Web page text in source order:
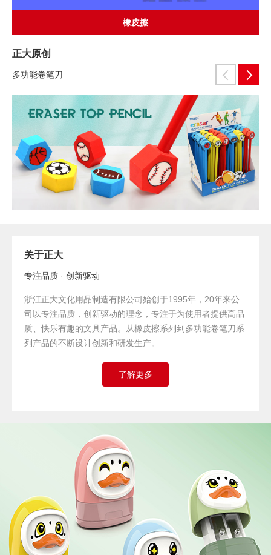
橡皮擦
正大原创
多功能卷笔刀
关于正大
专注品质 · 创新驱动
浙江正大文化用品制造有限公司始创于1995年，20年来公
司以专注品质，创新驱动的理念，专注于为使用者提供高品
质、快乐有趣的文具产品。从橡皮擦系列到多功能卷笔刀系
列产品的不断设计创新和研发生产。
了解更多